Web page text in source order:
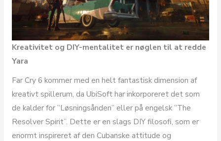
Kreativitet og DIY-mentalitet er nøglen til at redde
Yara
Far Cry 6 kommer med en helt fantastisk dimension af
kreativt spillerum, da UbiSoft har inkorporeret det som
de kalder for ”Løsningsånden” eller på engelsk ”The
Resolver Spirit”. Dette er en slags DIY filosofi, som er
enormt inspireret af den Cubanske attitude og